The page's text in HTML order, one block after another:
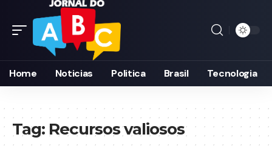
Home Noticias Politica Brasil Tecnologia
Tag: Recursos valiosos